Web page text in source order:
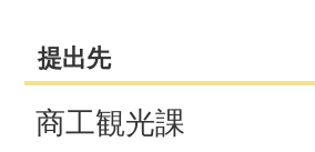
提出先
商工観光課